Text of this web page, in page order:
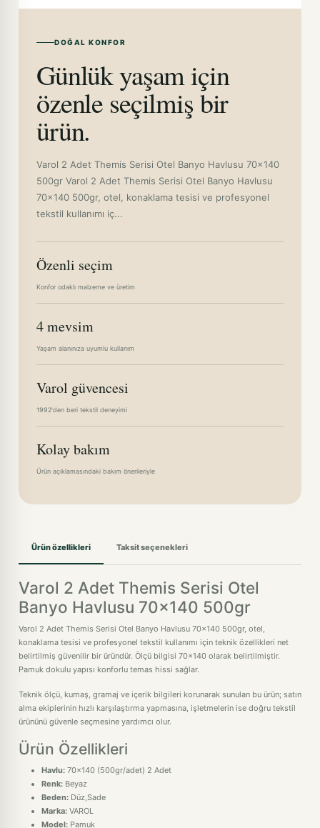
DOĞAL KONFOR
Günlük yaşam için
özenle seçilmiş bir
ürün.
Varol 2 Adet Themis Serisi Otel Banyo Havlusu 70x140
500gr Varol 2 Adet Themis Serisi Otel Banyo Havlusu
70x140 500gr, otel, konaklama tesisi ve profesyonel
tekstil kullanımı iç...
Özenli seçim
Konfor odaklı malzeme ve üretim
4 mevsim
Yaşam alanınıza uyumlu kullanım
Varol güvencesi
1992'den beri tekstil deneyimi
Kolay bakım
Ürün açıklamasındaki bakım önerileriyle
Ürün özellikleri Taksit seçenekleri
Varol 2 Adet Themis Serisi Otel
Banyo Havlusu 70x140 500gr
Varol 2 Adet Themis Serisi Otel Banyo Havlusu 70x140 500gr, otel,
konaklama tesisi ve profesyonel tekstil kullanımı için teknik özellikleri net
belirtilmiş güvenilir bir üründür. Ölçü bilgisi 70x140 olarak belirtilmiştir.
Pamuk dokulu yapısı konforlu temas hissi sağlar.
Teknik ölçü, kumaş, gramaj ve içerik bilgileri korunarak sunulan bu ürün; satın
alma ekiplerinin hızlı karşılaştırma yapmasına, işletmelerin ise doğru tekstil
ürününü güvenle seçmesine yardımcı olur.
Ürün Özellikleri
Havlu: 70x140 (500gr/adet) 2 Adet
Renk: Beyaz
Beden: Düz,Sade
Marka: VAROL
Model: Pamuk